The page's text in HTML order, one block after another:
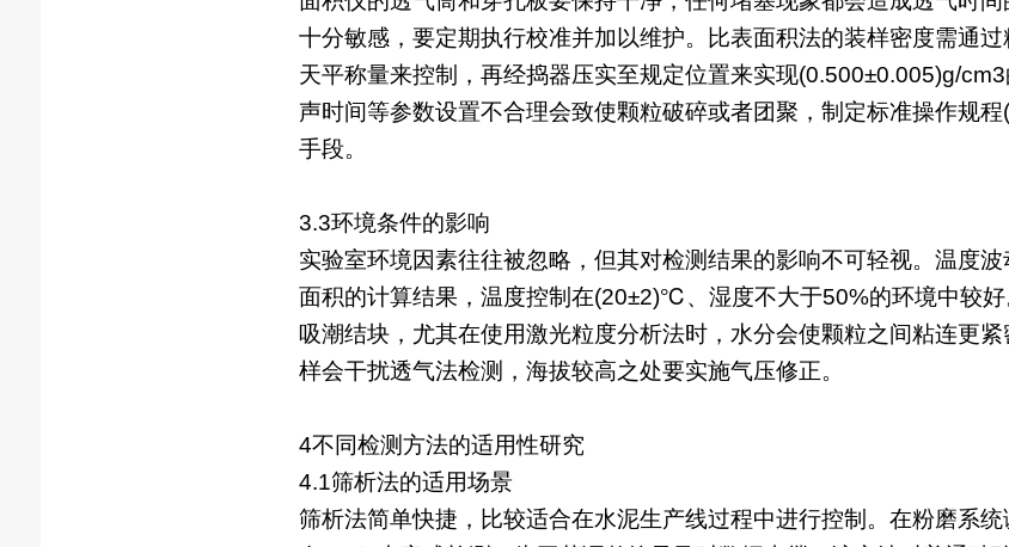
十分敏感，要定期执行校准并加以维护。比表面积法的装样密度需通
天平称量来控制，再经捣器压实至规定位置来实现(0.500±0.005)g/
声时间等参数设置不合理会致使颗粒破碎或者团聚，制定标准操作规
手段。
3.3环境条件的影响
实验室环境因素往往被忽略，但其对检测结果的影响不可轻视。温度
面积的计算结果，温度控制在(20±2)℃、湿度不大于50%的环境中较
吸潮结块，尤其在使用激光粒度分析法时，水分会使颗粒之间粘连更
样会干扰透气法检测，海拔较高之处要实施气压修正。
4不同检测方法的适用性研究
4.1筛析法的适用场景
筛析法简单快捷，比较适合在水泥生产线过程中进行控制。在粉磨系